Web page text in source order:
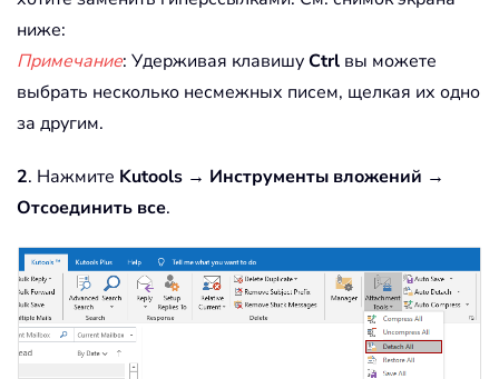
ниже:
Примечание: Удерживая клавишуCtrl вы можете
выбрать несколько несмежных писем, щелкая их одно
за другим.
2. Нажмите Kutools → Инструменты вложений →
Отсоединить все.